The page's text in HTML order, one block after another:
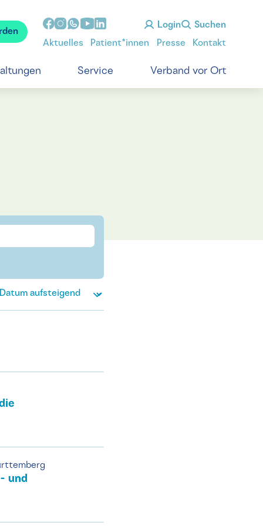
Login Suchen
Aktuelles Patient*innen Presse Kontakt
Service Verband vor Ort
und